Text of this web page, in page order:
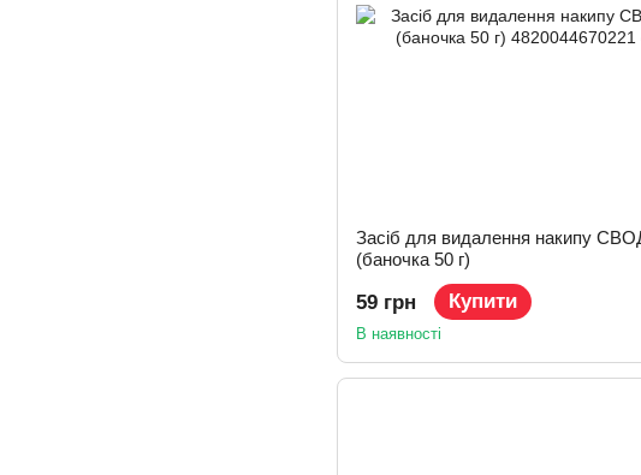
Засіб для видалення накипу
(баночка 50 г)
59 грн Купити
В наявності